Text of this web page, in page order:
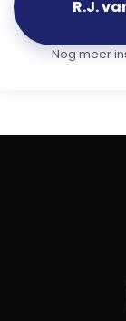
R.J.
Nog meer